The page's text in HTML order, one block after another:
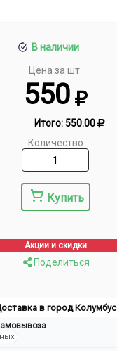
В наличии
Цена за шт.
550
Итого:550.00
Количество
Купить
Акции и скидки
Поделиться
в город Колумбус